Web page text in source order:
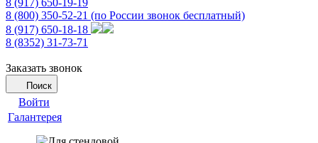
8 (917) 650-19-19
8 (800) 350-52-21 (по России звонок бесплатный)
8 (917) 650-18-18
8 (8352) 31-73-71
Заказать звонок
Поиск
Войти
Галантерея